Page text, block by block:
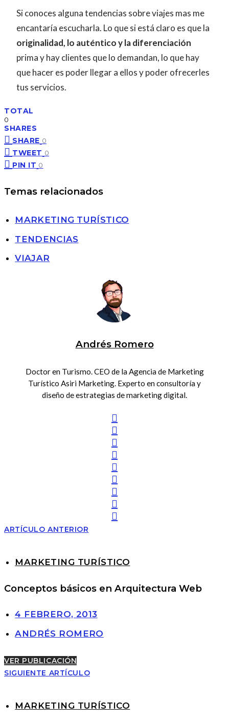
Si conoces alguna tendencias sobre viajes mas me
encantaría escucharla. Lo que si está claro es que la
originalidad, lo auténtico y la diferenciación
prima y hay clientes que lo demandan, lo que hay
que hacer es poder llegar a ellos y poder ofrecerles
tus servicios.
TOTAL
0
SHARES
SHARE 0
TWEET 0
PIN IT 0
Temas relacionados
MARKETING TURÍSTICO
TENDENCIAS
VIAJAR
Andrés Romero
Doctor en Turismo. CEO de la Agencia de Marketing
Turístico Asiri Marketing. Experto en consultoría y
diseño de estrategias de marketing digital.
ARTÍCULO ANTERIOR
MARKETING TURÍSTICO
Conceptos básicos en Arquitectura Web
4 FEBRERO, 2013
ANDRÉS ROMERO
VER PUBLICACIÓN
SIGUIENTE ARTÍCULO
MARKETING TURÍSTICO